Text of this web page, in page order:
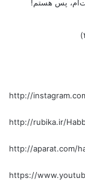
http://
http://rubika.ir/
http://aparat.com/
https://